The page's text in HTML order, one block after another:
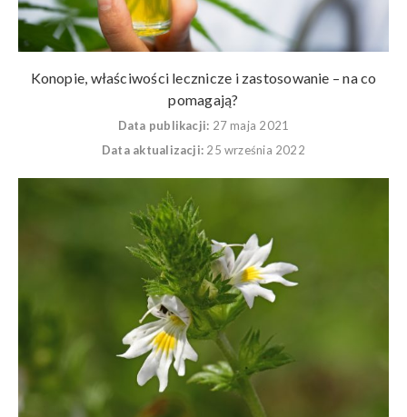
Konopie, właściwości lecznicze i zastosowanie – na co
pomagają?
Data publikacji: 27 maja 2021
Data aktualizacji: 25 września 2022